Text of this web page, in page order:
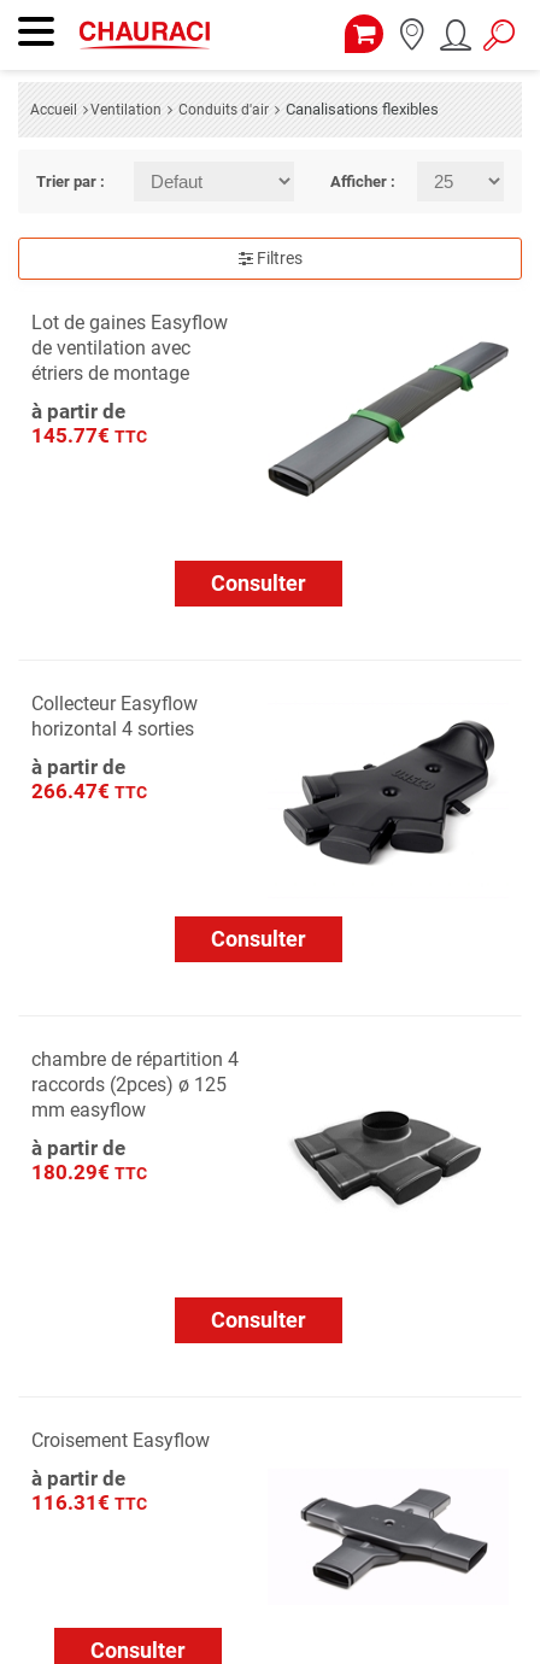
Accueil Ventilation Conduits d'air Canalisations flexibles
Trier par : Afficher :
Filtres
Lot de gaines Easyflow
de ventilation avec
étriers de montage
à partir de
145.77€ TTC
Consulter
Collecteur Easyflow
horizontal 4 sorties
à partir de
266.47€ TTC
Consulter
chambre de répartition 4
raccords (2pces) ø 125
mm easyflow
à partir de
180.29€ TTC
Consulter
Croisement Easyflow
à partir de
116.31€ TTC
Consulter